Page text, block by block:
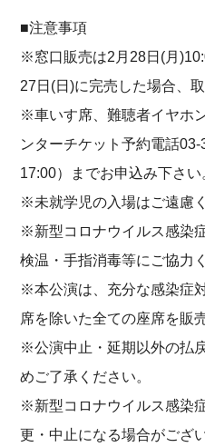
■注意事項
※窓口販売は2月28日(月
27日(日)に完売した場合、
※車いす席、難聴者イヤホ
ンターチケット予約電話
17:00）までお申込み下さい
※未就学児の入場はご遠慮
※新型コロナウイルス感染
検温・手指消毒等にご協力
※本公演は、充分な感染症
席を除いた全ての座席を販
※公演中止・延期以外の払
めご了承ください。
※新型コロナウイルス感染
更・中止になる場合がござ